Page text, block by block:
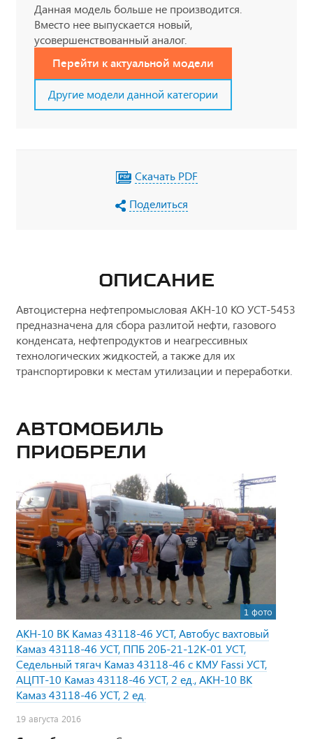
Данная модель больше не производится.
Вместо нее выпускается новый,
усовершенствованный аналог.
Перейти к актуальной модели
Другие модели данной категории
Скачать PDF
Поделиться
ОПИСАНИЕ
Автоцистерна нефтепромысловая АКН-10 КО УСТ-5453
предназначена для сбора разлитой нефти, газового
конденсата, нефтепродуктов и неагрессивных
технологических жидкостей, а также для их
транспортировки к местам утилизации и переработки.
Автомобиль
приобрели
1 фото
АКН-10 ВК Камаз 43118-46 УСТ, Автобус вахтовый
Камаз 43118-46 УСТ, ППБ 20Б-21-12К-01 УСТ,
Седельный тягач Камаз 43118-46 с КМУ Fassi УСТ,
АЦПТ-10 Камаз 43118-46 УСТ, 2 ед., АКН-10 ВК
Камаз 43118-46 УСТ, 2 ед.
19 августа 2016